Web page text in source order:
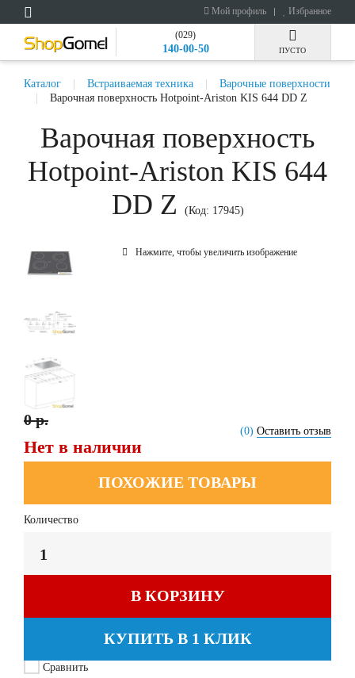
Мой профиль Избранное
(029)
140-00-50 ПУСТО
Каталог Встраиваемая техника
Варочные поверхности
Варочная поверхность Hotpoint-Ariston KIS 644 DD Z
Варочная поверхность
Hotpoint-Ariston KIS 644
DD Z
(Код: 17945)
Нажмите, чтобы увеличить изображение
(0) Оставить отзыв
0 р.
Нет в наличии
ПОХОЖИЕ ТОВАРЫ
Количество
В КОРЗИНУ
КУПИТЬ В 1 КЛИК
Сравнить